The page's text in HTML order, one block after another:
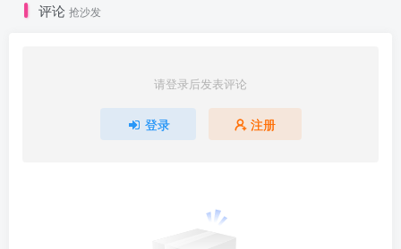
评论 抢沙发
请登录后发表评论
登录 注册